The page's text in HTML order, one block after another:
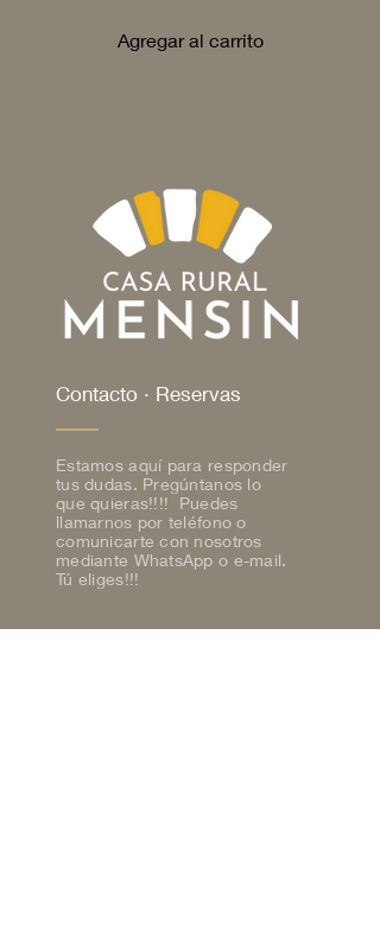
Agregar al carrito
Contacto · Reservas
Estamos aquí para responder
tus dudas. Pregúntanos lo
que quieras!!!! Puedes
llamarnos por teléfono o
comunicarte con nosotros
mediante WhatsApp o e-mail.
Tú eliges!!!